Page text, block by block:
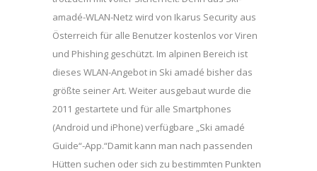
amadé-WLAN-Netz wird von Ikarus Security aus
Österreich für alle Benutzer kostenlos vor Viren
und Phishing geschützt. Im alpinen Bereich ist
dieses WLAN-Angebot in Ski amadé bisher das
größte seiner Art. Weiter ausgebaut wurde die
2011 gestartete und für alle Smartphones
(Android und iPhone) verfügbare „Ski amadé
Guide“-App.“Damit kann man nach passenden
Hütten suchen oder sich zu bestimmten Punkten